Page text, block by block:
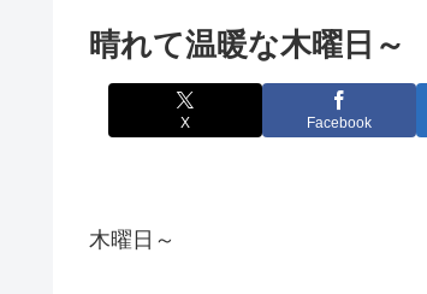
晴れて温暖な木曜日～
X Facebook
木曜日～